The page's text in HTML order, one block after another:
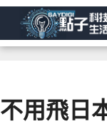
不用飛日